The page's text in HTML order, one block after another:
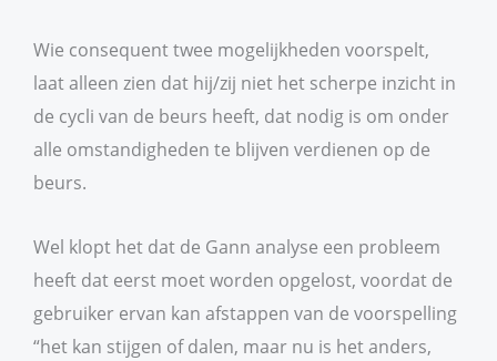
Wie consequent twee mogelijkheden voorspelt,
laat alleen zien dat hij/zij niet het scherpe inzicht in
de cycli van de beurs heeft, dat nodig is om onder
alle omstandigheden te blijven verdienen op de
beurs.
Wel klopt het dat de Gann analyse een probleem
heeft dat eerst moet worden opgelost, voordat de
gebruiker ervan kan afstappen van de voorspelling
“het kan stijgen of dalen, maar nu is het anders,